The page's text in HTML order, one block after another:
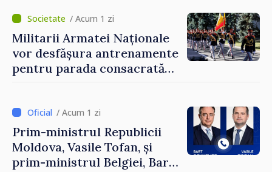
Forumul Diasporei
/ Acum 1 zi
Militarii Armatei Naționale
vor desfășura antrenamente
pentru parada consacrată
/ Acum 1 zi
Prim-ministrul Republicii
Moldova, Vasile Tofan, și
prim-ministrul Belgiei, Bart